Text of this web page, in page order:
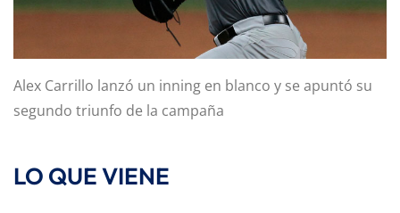
Alex Carrillo lanzó un inning en blanco y se apuntó su
segundo triunfo de la campaña
LO QUE VIENE